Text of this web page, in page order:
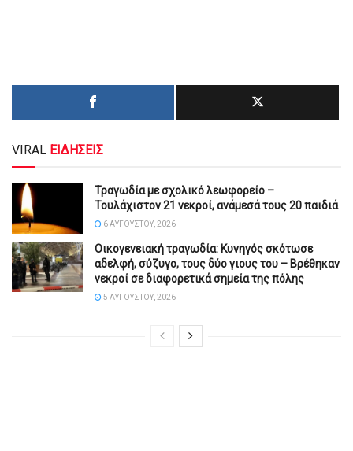
VIRAL ΕΙΔΗΣΕΙΣ
Τραγωδία με σχολικό λεωφορείο –
Τουλάχιστον 21 νεκροί, ανάμεσά τους 20 παιδιά
6 ΑΥΓΟΎΣΤΟΥ, 2026
Οικογενειακή τραγωδία: Κυνηγός σκότωσε
αδελφή, σύζυγο, τους δύο γιους του – Βρέθηκαν
νεκροί σε διαφορετικά σημεία της πόλης
5 ΑΥΓΟΎΣΤΟΥ, 2026